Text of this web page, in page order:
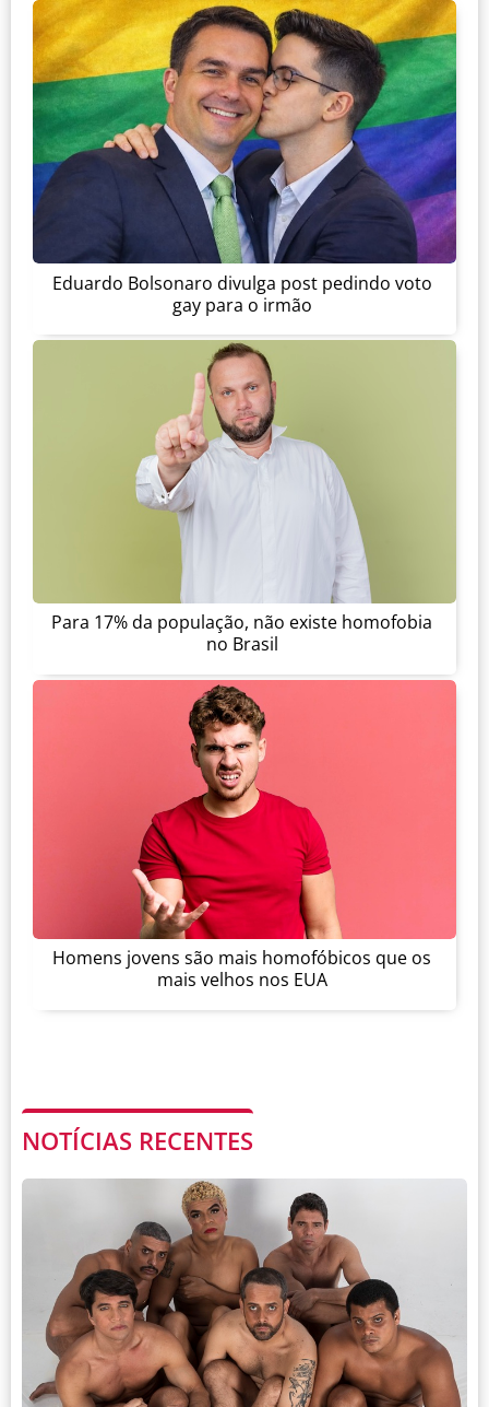
Eduardo Bolsonaro divulga post pedindo voto
gay para o irmão
Para 17% da população, não existe homofobia
no Brasil
Homens jovens são mais homofóbicos que os
mais velhos nos EUA
NOTÍCIAS RECENTES